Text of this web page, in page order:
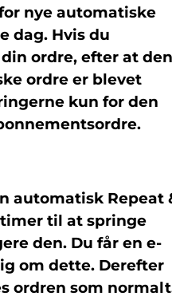
nye automatiske
dag. Hvis du
ordre, efter at den
ordre er blevet
kun for den
automatisk Repeat
til at springe
den. Du får en e-
om dette. Derefter
ordren som